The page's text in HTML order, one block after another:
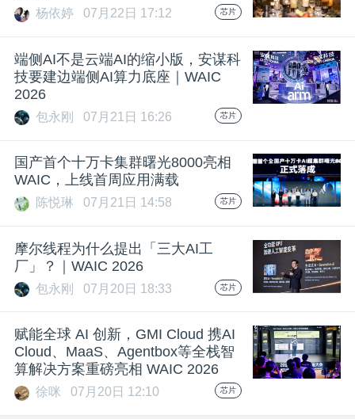
杨依婷 07月22日 17:12 芯片
端侧AI不是云端AI的缩小版，安谋科
技要建边端侧AI算力底座｜WAIC
2026
包永刚 07月21日 16:26 芯片
国产首个十万卡集群曙光8000亮相
WAIC，上线首周应用满载
陈悦琳 07月21日 14:58 芯片
摩尔线程为什么提出「三大AI工
厂」？｜WAIC 2026
包永刚 07月20日 18:33 芯片
赋能全球 AI 创新，GMI Cloud 携AI
Cloud、MaaS、Agentbox等全栈智
算解决方案重磅亮相 WAIC 2026
徐咪 07月20日 12:10 芯片